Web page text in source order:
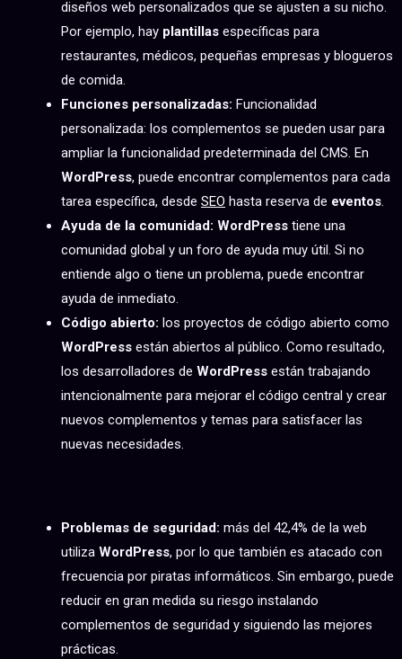
diseños web personalizados que se ajusten a su nicho.
Por ejemplo, hay plantillas específicas para
restaurantes, médicos, pequeñas empresas y blogueros
de comida.
Funciones personalizadas: Funcionalidad
personalizada: los complementos se pueden usar para
ampliar la funcionalidad predeterminada del CMS. En
WordPress, puede encontrar complementos para cada
tarea específica, desde SEO hasta reserva de eventos.
Ayuda de la comunidad: WordPress tiene una
comunidad global y un foro de ayuda muy útil. Si no
entiende algo o tiene un problema, puede encontrar
ayuda de inmediato.
Código abierto: los proyectos de código abierto como
WordPress están abiertos al público. Como resultado,
los desarrolladores de WordPress están trabajando
intencionalmente para mejorar el código central y crear
nuevos complementos y temas para satisfacer las
nuevas necesidades.
Problemas de seguridad: más del 42,4% de la web
utiliza WordPress, por lo que también es atacado con
frecuencia por piratas informáticos. Sin embargo, puede
reducir en gran medida su riesgo instalando
complementos de seguridad y siguiendo las mejores
prácticas.